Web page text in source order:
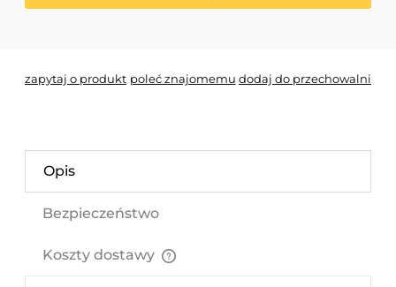
zapytaj o produkt poleć znajomemu dodaj do przechowalni
Opis
Bezpieczeństwo
Koszty dostawy